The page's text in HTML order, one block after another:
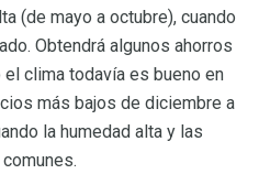
(de mayo a octubre), cuando
Obtendrá algunos ahorros
clima todavía es bueno en
más bajos de diciembre a
la humedad alta y las